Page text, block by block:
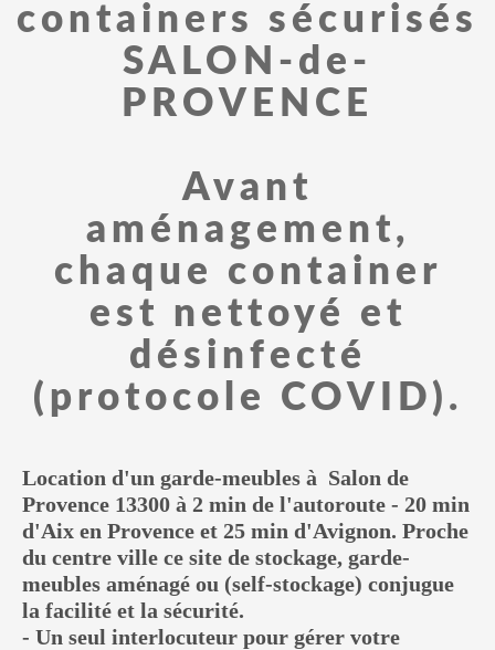
containers sécurisés
SALON-de-
PROVENCE
Avant
aménagement,
chaque container
est nettoyé et
désinfecté
(protocole COVID).
Location d'un garde-meubles à Salon de
Provence 13300 à 2 min de l'autoroute - 20 min
d'Aix en Provence et 25 min d'Avignon. Proche
du centre ville ce site de stockage, garde-
meubles aménagé ou (self-stockage) conjugue
la facilité et la sécurité.
- Un seul interlocuteur pour gérer votre